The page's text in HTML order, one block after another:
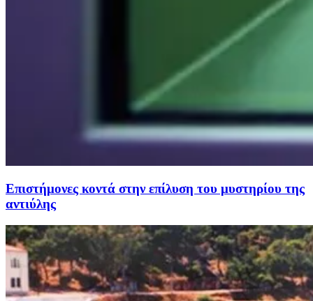
Επιστήμονες κοντά στην επίλυση του μυστηρίου της
αντιύλης